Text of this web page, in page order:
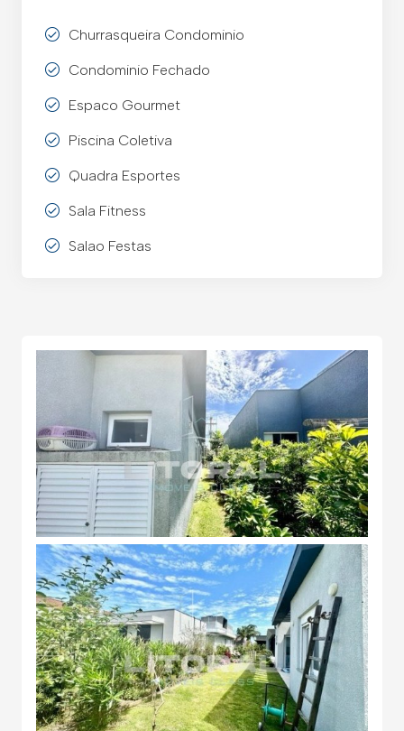
Churrasqueira Condominio
Condominio Fechado
Espaco Gourmet
Piscina Coletiva
Quadra Esportes
Sala Fitness
Salao Festas